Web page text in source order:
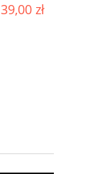
39,00 zł